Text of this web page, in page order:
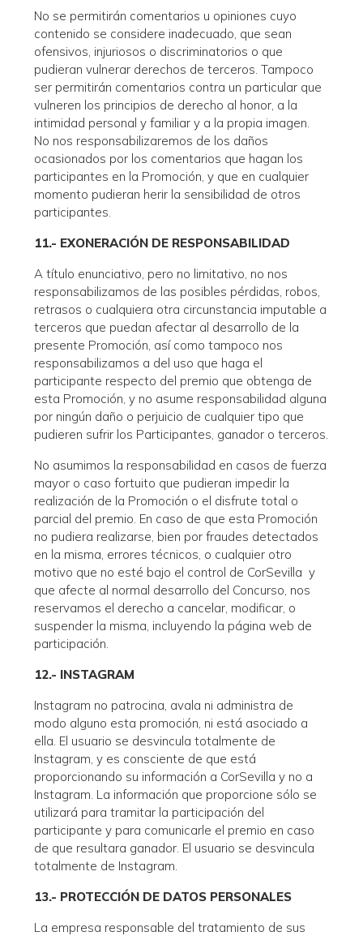
No se permitirán comentarios u opiniones cuyo
contenido se considere inadecuado, que sean
ofensivos, injuriosos o discriminatorios o que
pudieran vulnerar derechos de terceros. Tampoco
ser permitirán comentarios contra un particular que
vulneren los principios de derecho al honor, a la
intimidad personal y familiar y a la propia imagen.
No nos responsabilizaremos de los daños
ocasionados por los comentarios que hagan los
participantes en la Promoción, y que en cualquier
momento pudieran herir la sensibilidad de otros
participantes.
11.- EXONERACIÓN DE RESPONSABILIDAD
A título enunciativo, pero no limitativo, no nos
responsabilizamos de las posibles pérdidas, robos,
retrasos o cualquiera otra circunstancia imputable a
terceros que puedan afectar al desarrollo de la
presente Promoción, así como tampoco nos
responsabilizamos a del uso que haga el
participante respecto del premio que obtenga de
esta Promoción, y no asume responsabilidad alguna
por ningún daño o perjuicio de cualquier tipo que
pudieren sufrir los Participantes, ganador o terceros.
No asumimos la responsabilidad en casos de fuerza
mayor o caso fortuito que pudieran impedir la
realización de la Promoción o el disfrute total o
parcial del premio. En caso de que esta Promoción
no pudiera realizarse, bien por fraudes detectados
en la misma, errores técnicos, o cualquier otro
motivo que no esté bajo el control de CorSevilla y
que afecte al normal desarrollo del Concurso, nos
reservamos el derecho a cancelar, modificar, o
suspender la misma, incluyendo la página web de
participación.
12.- INSTAGRAM
Instagram no patrocina, avala ni administra de
modo alguno esta promoción, ni está asociado a
ella. El usuario se desvincula totalmente de
Instagram, y es consciente de que está
proporcionando su información a CorSevilla y no a
Instagram. La información que proporcione sólo se
utilizará para tramitar la participación del
participante y para comunicarle el premio en caso
de que resultara ganador. El usuario se desvincula
totalmente de Instagram.
13.- PROTECCIÓN DE DATOS PERSONALES
La empresa responsable del tratamiento de sus